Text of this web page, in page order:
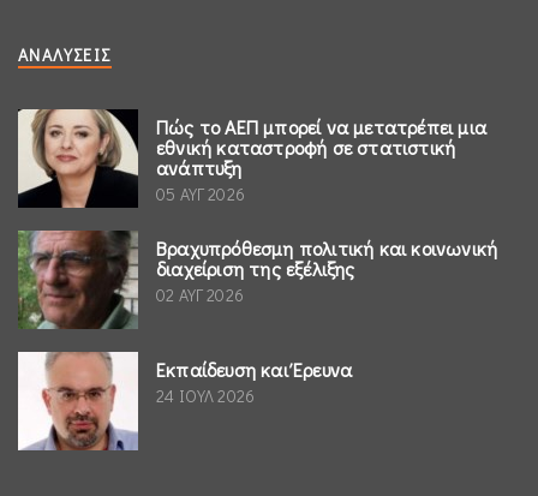
ΑΝΑΛΎΣΕΙΣ
Πώς το ΑΕΠ μπορεί να μετατρέπει μια
εθνική καταστροφή σε στατιστική
ανάπτυξη
05 ΑΥΓ 2026
Βραχυπρόθεσμη πολιτική και κοινωνική
διαχείριση της εξέλιξης
02 ΑΥΓ 2026
Εκπαίδευση και Έρευνα
24 ΙΟΥΛ 2026